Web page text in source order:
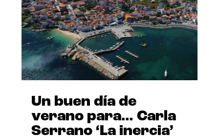
Un buen día de
verano para… Carla
Serrano ‘La inercia’